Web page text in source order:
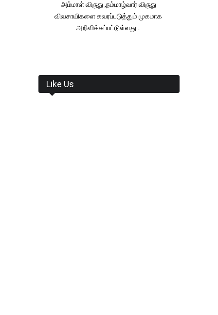
அம்மாள் விருது ,நம்மாழ்வார் விருது
விவசாயிகளை கவரப்படுத்தும் முகமாக
அறிவிக்கப்பட்டுள்ளது...
Like Us